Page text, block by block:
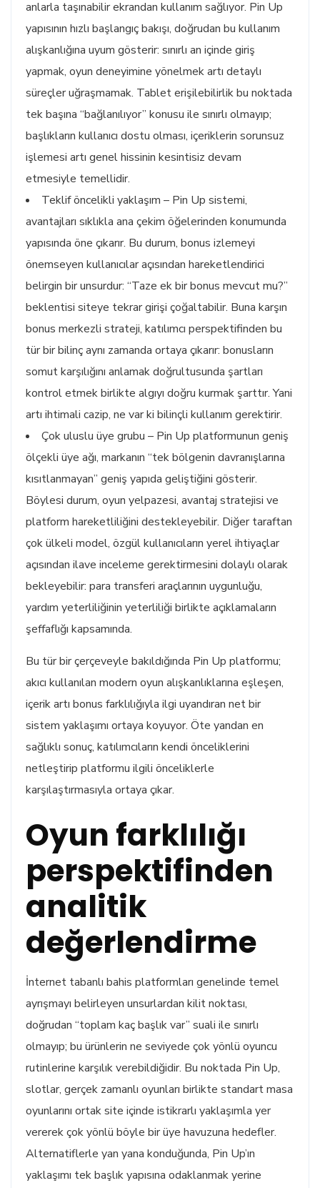
anlarla taşınabilir ekrandan kullanım sağlıyor. Pin Up
yapısının hızlı başlangıç bakışı, doğrudan bu kullanım
alışkanlığına uyum gösterir: sınırlı an içinde giriş
yapmak, oyun deneyimine yönelmek artı detaylı
süreçler uğraşmamak. Tablet erişilebilirlik bu noktada
tek başına “bağlanılıyor” konusu ile sınırlı olmayıp;
başlıkların kullanıcı dostu olması, içeriklerin sorunsuz
işlemesi artı genel hissinin kesintisiz devam
etmesiyle temellidir.
Teklif öncelikli yaklaşım – Pin Up sistemi,
avantajları sıklıkla ana çekim öğelerinden konumunda
yapısında öne çıkarır. Bu durum, bonus izlemeyi
önemseyen kullanıcılar açısından hareketlendirici
belirgin bir unsurdur: “Taze ek bir bonus mevcut mu?”
beklentisi siteye tekrar girişi çoğaltabilir. Buna karşın
bonus merkezli strateji, katılımcı perspektifinden bu
tür bir bilinç aynı zamanda ortaya çıkarır: bonusların
somut karşılığını anlamak doğrultusunda şartları
kontrol etmek birlikte algıyı doğru kurmak şarttır. Yani
artı ihtimali cazip, ne var ki bilinçli kullanım gerektirir.
Çok uluslu üye grubu – Pin Up platformunun geniş
ölçekli üye ağı, markanın “tek bölgenin davranışlarına
kısıtlanmayan” geniş yapıda geliştiğini gösterir.
Böylesi durum, oyun yelpazesi, avantaj stratejisi ve
platform hareketliliğini destekleyebilir. Diğer taraftan
çok ülkeli model, özgül kullanıcıların yerel ihtiyaçlar
açısından ilave inceleme gerektirmesini dolaylı olarak
bekleyebilir: para transferi araçlarının uygunluğu,
yardım yeterliliğinin yeterliliği birlikte açıklamaların
şeffaflığı kapsamında.
Bu tür bir çerçeveyle bakıldığında Pin Up platformu;
akıcı kullanılan modern oyun alışkanlıklarına eşleşen,
içerik artı bonus farklılığıyla ilgi uyandıran net bir
sistem yaklaşımı ortaya koyuyor. Öte yandan en
sağlıklı sonuç, katılımcıların kendi önceliklerini
netleştirip platformu ilgili önceliklerle
karşılaştırmasıyla ortaya çıkar.
Oyun farklılığı
perspektifinden
analitik
değerlendirme
İnternet tabanlı bahis platformları genelinde temel
ayrışmayı belirleyen unsurlardan kilit noktası,
doğrudan “toplam kaç başlık var” suali ile sınırlı
olmayıp; bu ürünlerin ne seviyede çok yönlü oyuncu
rutinlerine karşılık verebildiğidir. Bu noktada Pin Up,
slotlar, gerçek zamanlı oyunları birlikte standart masa
oyunlarını ortak site içinde istikrarlı yaklaşımla yer
vererek çok yönlü böyle bir üye havuzuna hedefler.
Alternatiflerle yan yana konduğunda, Pin Up’ın
yaklaşımı tek başlık yapısına odaklanmak yerine